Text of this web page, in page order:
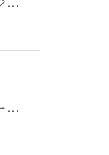
セントジャーメインからのメッセージ・水瓶座新月アリーシャ
白衣観音スピリチュアル女神開花チーム活動記録YouTube②